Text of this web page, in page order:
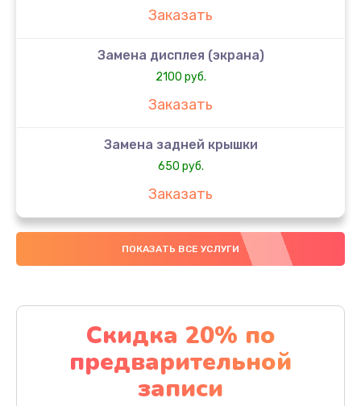
Заказать
Замена дисплея (экрана)
2100 руб.
Заказать
Замена задней крышки
650 руб.
Заказать
Замена аккумулятора
4000 руб.
Замена материнской платы
1100 руб.
Заказать
ПОКАЗАТЬ ВСЕ УСЛУГИ
Скидка 20% по
предварительной
записи